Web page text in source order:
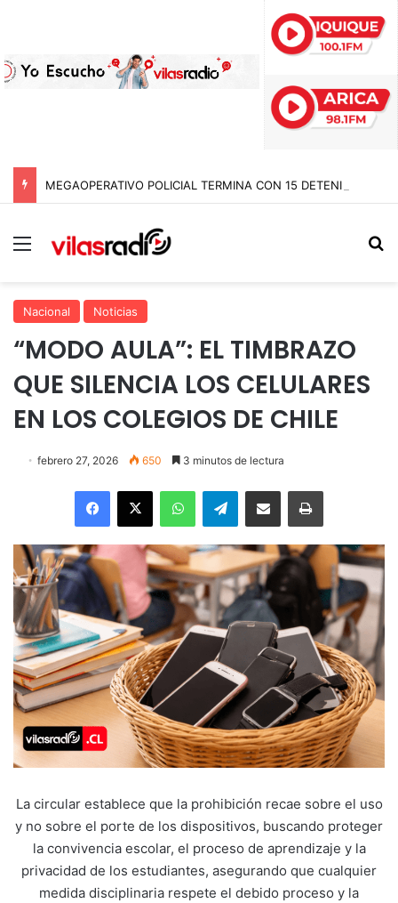
Menú
Nacional Noticias
“MODO AULA”: EL TIMBRAZO
QUE SILENCIA LOS CELULARES
EN LOS COLEGIOS DE CHILE
febrero 27, 2026 650 3 minutos de lectura
Facebook
X WhatsAppTelegramEnviar vía email Imprimir
La circular establece que la prohibición recae sobre el uso
y no sobre el porte de los dispositivos, buscando proteger
la convivencia escolar, el proceso de aprendizaje y la
privacidad de los estudiantes, asegurando que cualquier
medida disciplinaria respete el debido proceso y la